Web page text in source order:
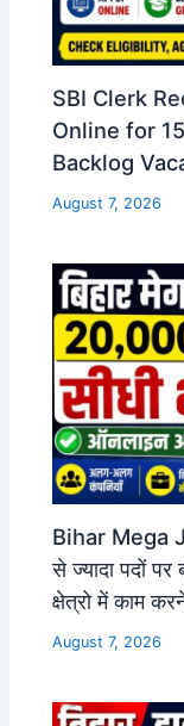
SBI Clerk
Online for
Backlog
August 7, 2026
Bihar Mega
से ज्यादा पदों
क्षेत्रो में काम
August 7, 2026